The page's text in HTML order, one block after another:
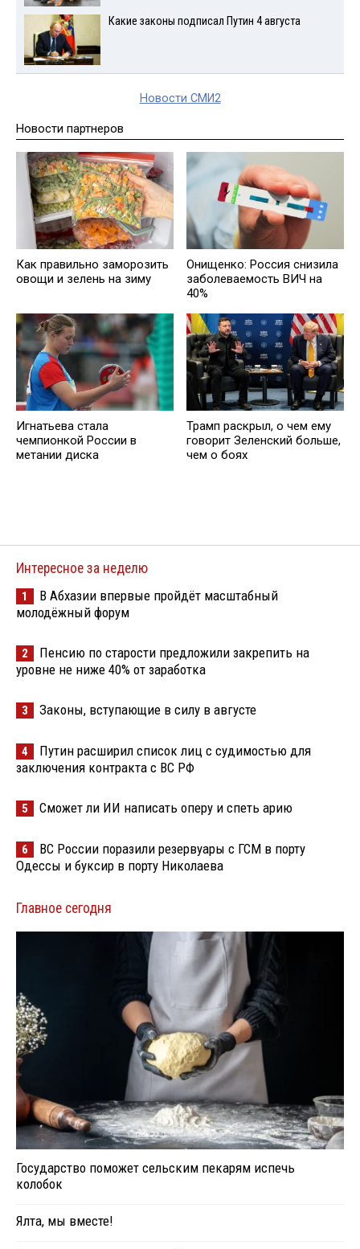
Какие законы подписал Путин 4 августа
Новости СМИ2
Новости партнеров
Как правильно заморозить
овощи и зелень на зиму
Онищенко: Россия снизила
заболеваемость ВИЧ на
40%
Игнатьева стала
чемпионкой России в
метании диска
Трамп раскрыл, о чем ему
говорит Зеленский больше,
чем о боях
Интересное за неделю
1
В Абхазии впервые пройдёт масштабный
молодёжный форум
2
Пенсию по старости предложили закрепить на
уровне не ниже 40% от заработка
3 Законы, вступающие в силу в августе
4
Путин расширил список лиц с судимостью для
заключения контракта с ВС РФ
5 Сможет ли ИИ написать оперу и спеть арию
6
ВС России поразили резервуары с ГСМ в порту
Одессы и буксир в порту Николаева
Главное сегодня
Государство поможет сельским пекарям испечь
колобок
Ялта, мы вместе!